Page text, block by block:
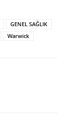
GENEL SAĞLIK
Warwick